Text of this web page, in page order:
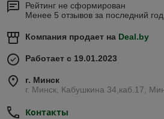
Рейтинг не сформирован
Менее 5 отзывов за последний год
Компания продает на Deal.by
Работает с 19.01.2023
г. Минск
г. Минск, Кабушкина 34,каб.17,
Контакты